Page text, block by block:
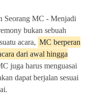
Seorang MC - Menjadi
bukan sebuah
acara, MC berperan
dari awal hingga
juga harus menguasai
dapat berjalan sesuai